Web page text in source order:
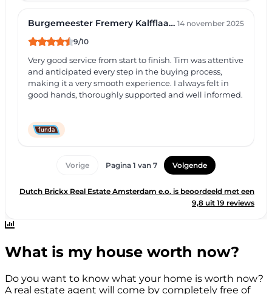
What is my house worth now?
Do you want to know what your home is worth now?
A real estate agent will come by completely free of